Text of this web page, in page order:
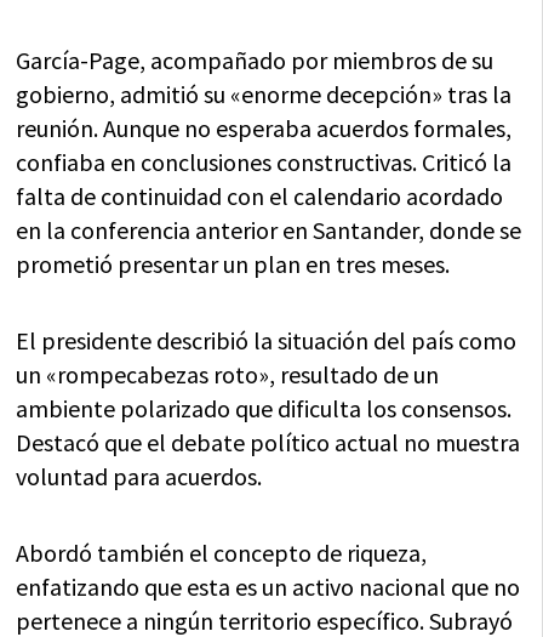
García-Page, acompañado por miembros de su
gobierno, admitió su «enorme decepción» tras la
reunión. Aunque no esperaba acuerdos formales,
confiaba en conclusiones constructivas. Criticó la
falta de continuidad con el calendario acordado
en la conferencia anterior en Santander, donde se
prometió presentar un plan en tres meses.
El presidente describió la situación del país como
un «rompecabezas roto», resultado de un
ambiente polarizado que dificulta los consensos.
Destacó que el debate político actual no muestra
voluntad para acuerdos.
Abordó también el concepto de riqueza,
enfatizando que esta es un activo nacional que no
pertenece a ningún territorio específico. Subrayó